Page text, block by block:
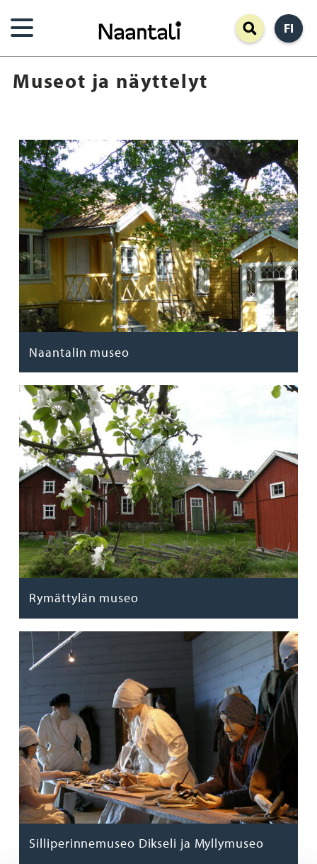
pääsisältöön
FI
Museot ja näyttelyt
Naantalin museo
Rymättylän museo
Silliperinnemuseo Dikseli ja Myllymuseo